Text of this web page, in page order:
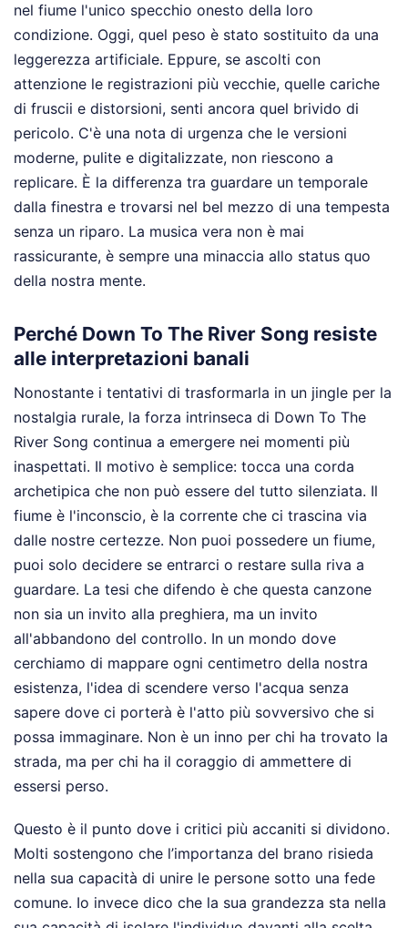
nel fiume l'unico specchio onesto della loro
condizione. Oggi, quel peso è stato sostituito da una
leggerezza artificiale. Eppure, se ascolti con
attenzione le registrazioni più vecchie, quelle cariche
di fruscii e distorsioni, senti ancora quel brivido di
pericolo. C'è una nota di urgenza che le versioni
moderne, pulite e digitalizzate, non riescono a
replicare. È la differenza tra guardare un temporale
dalla finestra e trovarsi nel bel mezzo di una tempesta
senza un riparo. La musica vera non è mai
rassicurante, è sempre una minaccia allo status quo
della nostra mente.
Perché Down To The River Song resiste
alle interpretazioni banali
Nonostante i tentativi di trasformarla in un jingle per la
nostalgia rurale, la forza intrinseca di Down To The
River Song continua a emergere nei momenti più
inaspettati. Il motivo è semplice: tocca una corda
archetipica che non può essere del tutto silenziata. Il
fiume è l'inconscio, è la corrente che ci trascina via
dalle nostre certezze. Non puoi possedere un fiume,
puoi solo decidere se entrarci o restare sulla riva a
guardare. La tesi che difendo è che questa canzone
non sia un invito alla preghiera, ma un invito
all'abbandono del controllo. In un mondo dove
cerchiamo di mappare ogni centimetro della nostra
esistenza, l'idea di scendere verso l'acqua senza
sapere dove ci porterà è l'atto più sovversivo che si
possa immaginare. Non è un inno per chi ha trovato la
strada, ma per chi ha il coraggio di ammettere di
essersi perso.
Questo è il punto dove i critici più accaniti si dividono.
Molti sostengono che l’importanza del brano risieda
nella sua capacità di unire le persone sotto una fede
comune. Io invece dico che la sua grandezza sta nella